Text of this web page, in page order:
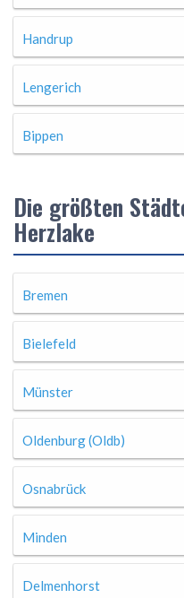
Handrup
Lengerich
Bippen
Die größten
Herzlake
Bremen
Bielefeld
Münster
Oldenburg (Oldb)
Osnabrück
Minden
Delmenhorst